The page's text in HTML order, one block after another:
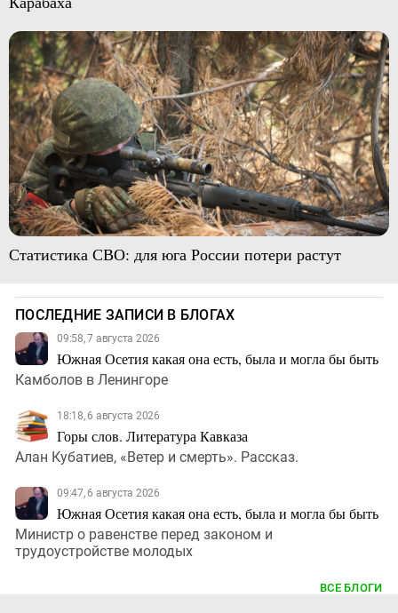
Статистика СВО: для юга России потери растут
ПОСЛЕДНИЕ ЗАПИСИ В БЛОГАХ
09:58, 7 августа 2026
Южная Осетия какая она есть, была и могла бы быть
Камболов в Ленингоре
18:18, 6 августа 2026
Горы слов. Литература Кавказа
Алан Кубатиев, «Ветер и смерть». Рассказ.
09:47, 6 августа 2026
Южная Осетия какая она есть, была и могла бы быть
Министр о равенстве перед законом и
трудоустройстве молодых
ВСЕ БЛОГИ